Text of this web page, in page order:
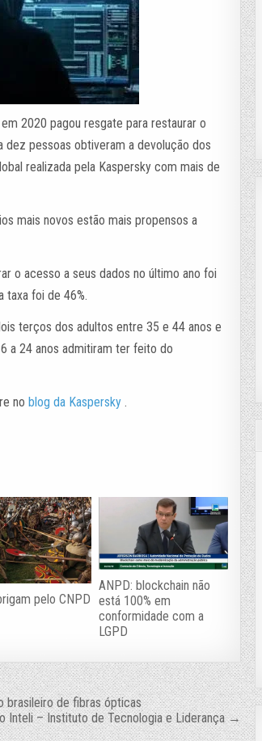
2020 pagou resgate para restaurar o
pessoas obtiveram a devolução dos
realizada pela Kaspersky com mais de
mais novos estão mais propensos a
o acesso a seus dados no último ano foi
taxa foi de 46%.
terços dos adultos entre 35 e 44 anos e
a 24 anos admitiram ter feito do
noblog da Kaspersky.
pelo CNPD
ANPD: blockchain não
está 100% em
conformidade com a
LGPD
brasileiro de fibras ópticas
Inteli – Instituto de Tecnologia e Liderança →